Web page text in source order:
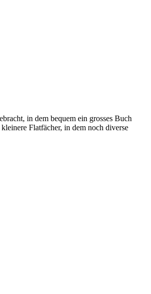
in dem bequem ein grosses Buch
Flatfächer, in dem noch diverse